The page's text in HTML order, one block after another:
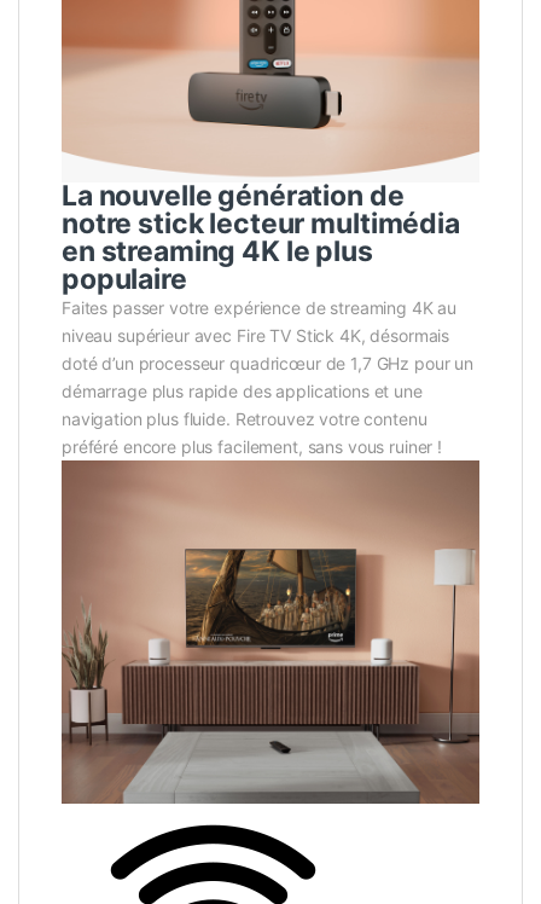
La nouvelle génération de
notre stick lecteur multimédia
en streaming 4K le plus
populaire
Faites passer votre expérience de streaming 4K au
niveau supérieur avec Fire TV Stick 4K, désormais
doté d’un processeur quadricœur de 1,7 GHz pour un
démarrage plus rapide des applications et une
navigation plus fluide. Retrouvez votre contenu
préféré encore plus facilement, sans vous ruiner !